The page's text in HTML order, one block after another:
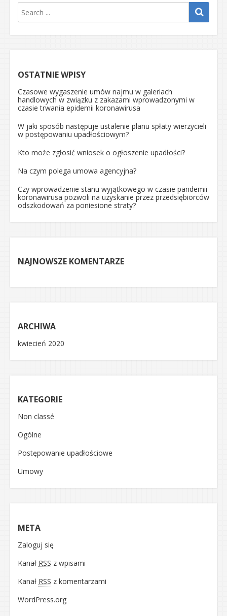
OSTATNIE WPISY
Czasowe wygaszenie umów najmu w galeriach
handlowych w związku z zakazami wprowadzonymi w
czasie trwania epidemii koronawirusa
W jaki sposób następuje ustalenie planu spłaty wierzycieli
w postępowaniu upadłościowym?
Kto może zgłosić wniosek o ogłoszenie upadłości?
Na czym polega umowa agencyjna?
Czy wprowadzenie stanu wyjątkowego w czasie pandemii
koronawirusa pozwoli na uzyskanie przez przedsiębiorców
odszkodowań za poniesione straty?
NAJNOWSZE KOMENTARZE
ARCHIWA
kwiecień 2020
KATEGORIE
Non classé
Ogólne
Postępowanie upadłościowe
Umowy
META
Zaloguj się
Kanał RSS z wpisami
Kanał RSS z komentarzami
WordPress.org